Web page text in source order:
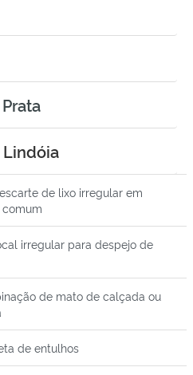
de lixo irregular em
irregular para despejo de
de mato de calçada ou
de entulhos